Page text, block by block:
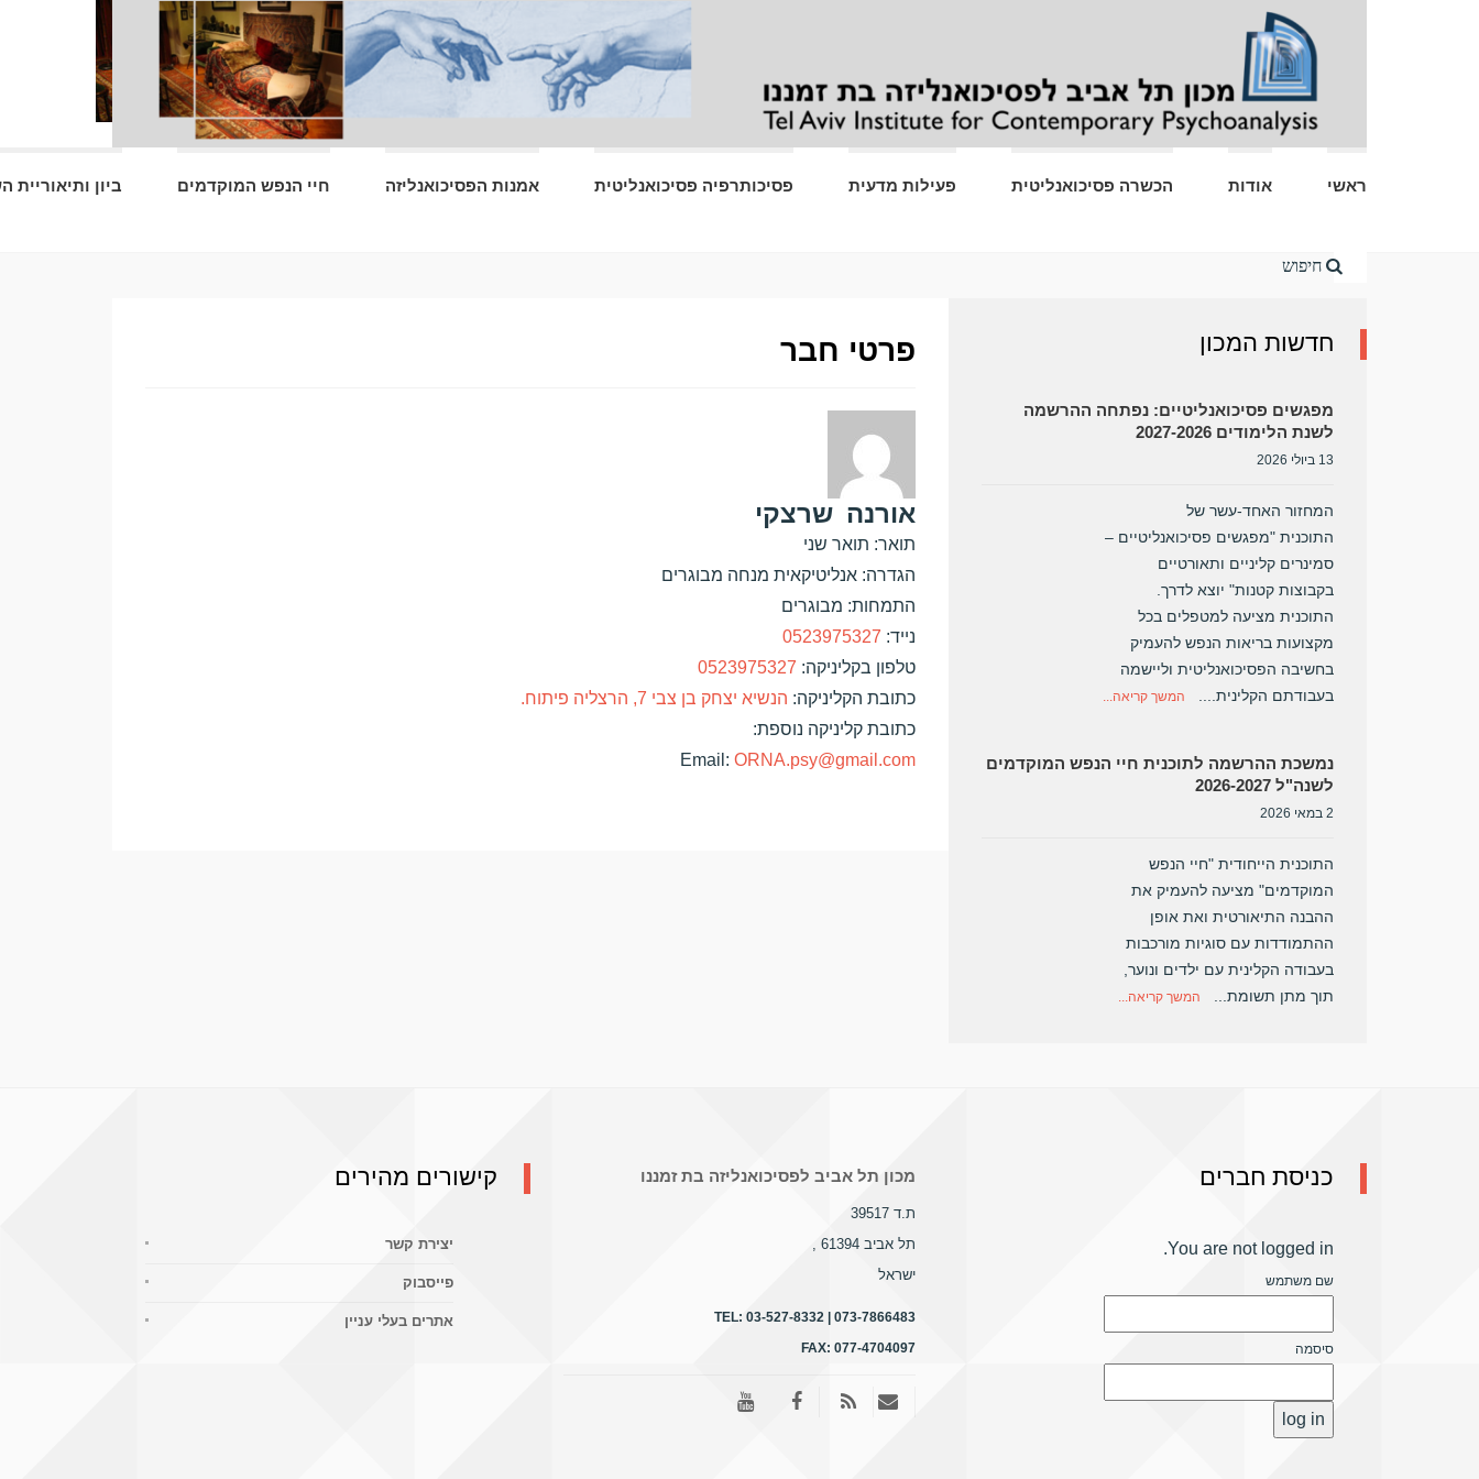
ראשי אודות הכשרה פסיכואנליטית פעילות מדעית פסיכותרפיה פסיכואנליטית אמנות הפסיכואנליזה חיי הנפש המוקדמים ביון ותיאוריית
Home
פרטי חבר
אורנה שרצקי
תואר: תואר שני
הגדרה: אנליטיקאית מנחה מבוגרים
התמחות: מבוגרים
נייד: 0523975327
טלפון בקליניקה: 0523975327
כתובת הקליניקה: הנשיא יצחק בן צבי 7, הרצליה פיתוח.
כתובת קליניקה נוספת:
Email: ORNA.psy@gmail.com
חדשות המכון
מפגשים פסיכואנליטיים: נפתחה ההרשמה
לשנת הלימודים 2027-2026
13 ביולי 2026
המחזור האחד-עשר של
התוכנית "מפגשים פסיכואנליטיים –
סמינרים קליניים ותאורטיים
בקבוצות קטנות" יוצא לדרך.
התוכנית מציעה למטפלים בכל
מקצועות בריאות הנפש להעמיק
בחשיבה הפסיכואנליטית וליישמה
בעבודתם הקלינית....
המשך קריאה...
נמשכת ההרשמה לתוכנית חיי הנפש המוקדמים
לשנה"ל 2026-2027
2 במאי 2026
התוכנית הייחודית "חיי הנפש
המוקדמים" מציעה להעמיק את
ההבנה התיאורטית ואת אופן
ההתמודדות עם סוגיות מורכבות
בעבודה הקלינית עם ילדים ונוער,
תוך מתן תשומת...
המשך קריאה...
קישורים מהירים
יצירת קשר
פייסבוק
אתרים בעלי עניין
מכון תל אביב לפסיכואנליזה בת זמננו
ת.ד 39517
תל אביב 61394
ישראל
TEL: 03-527-8332 | 073-7866483
FAX: 077-4704097
כניסת חברים
You are not logged in.
שם משתמש
סיסמה